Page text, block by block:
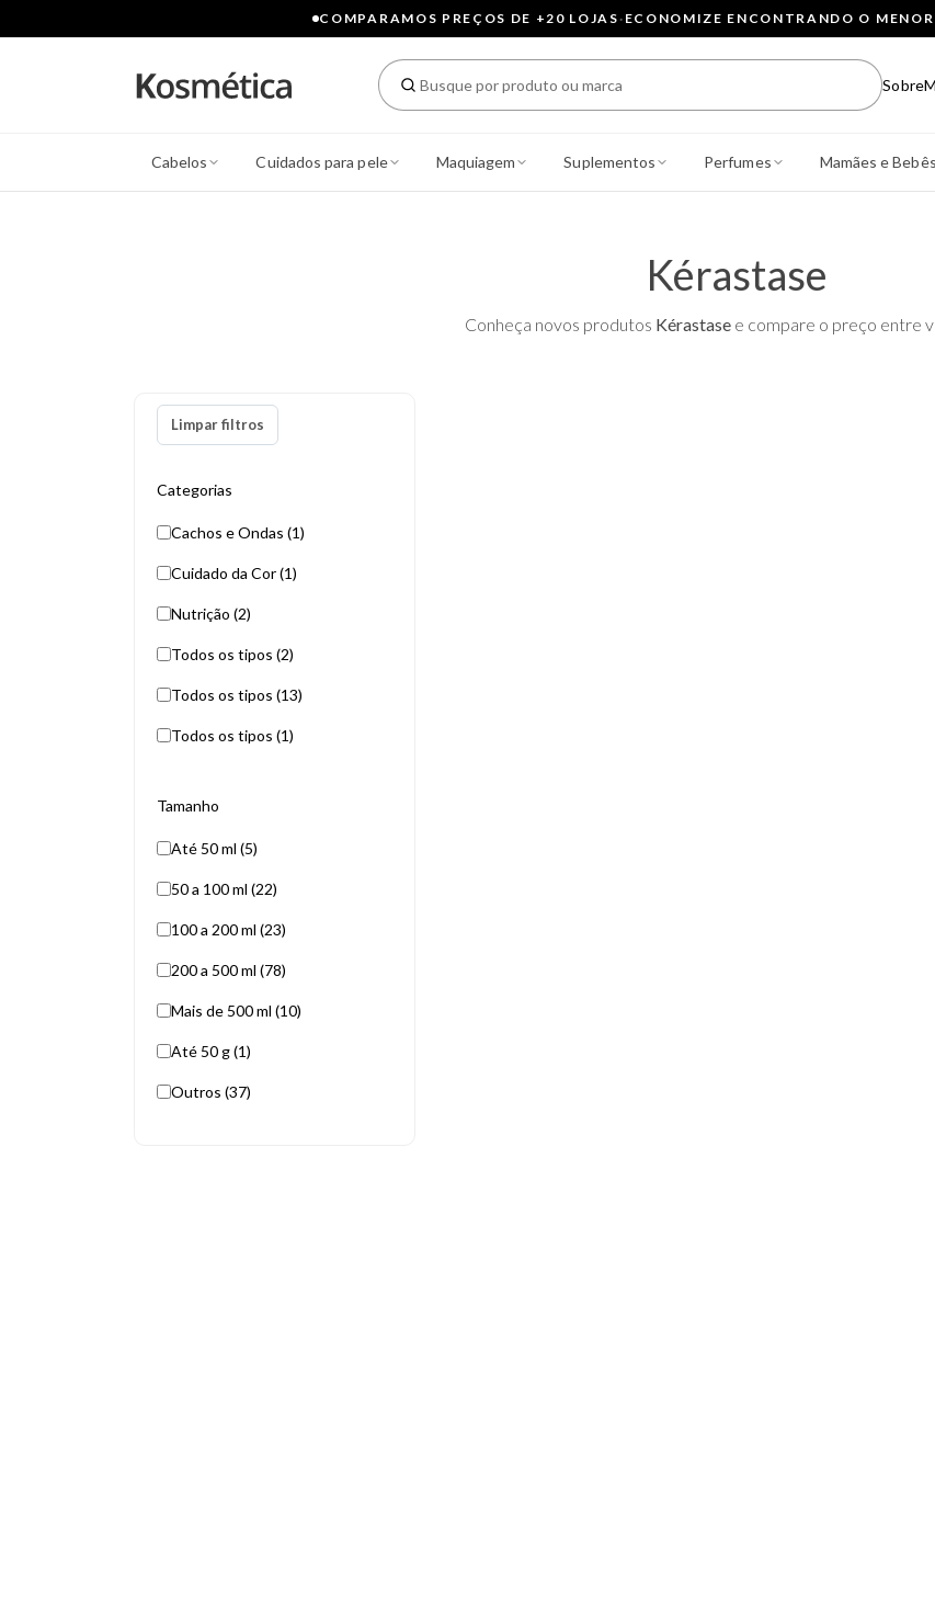
COMPARAMOS PREÇOS DE +20 LOJAS· ECONOMIZE ENCONTRANDO O
Sobre
Cabelos Cuidados para pele Maquiagem Suplementos Perfumes Mamães e Bebês
Kérastase
Conheça novos produtos Kérastase e compare o preço entre
Limpar filtros
Categorias
Cachos e Ondas (1)
Cuidado da Cor (1)
Nutrição (2)
Todos os tipos (2)
Todos os tipos (13)
Todos os tipos (1)
Tamanho
Até 50 ml (5)
50 a 100 ml (22)
100 a 200 ml (23)
200 a 500 ml (78)
Mais de 500 ml (10)
Até 50 g (1)
Outros (37)